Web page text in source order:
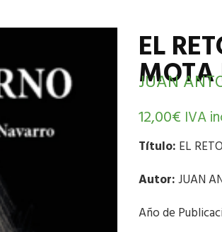
EL
MOTA
JUAN
12,00€ IVA
Título: EL
Autor:JUAN
Año de